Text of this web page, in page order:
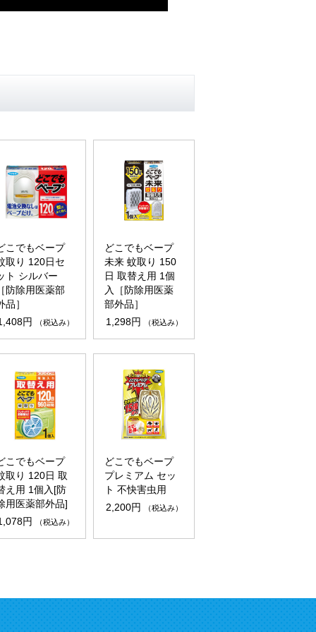
こでもベープ
取り 120日セ
ト シルバー
［防除用医薬部
品］
円
（税込み）
どこでもベープ
未来 蚊取り 150
日 取替え用 1個
入［防除用医薬
部外品］
1,298円
（税込み）
こでもベープ
取り 120日 取
え用 1個入[防
用医薬部外品]
円
（税込み）
どこでもベープ
プレミアム セッ
ト 不快害虫用
2,200円
（税込み）